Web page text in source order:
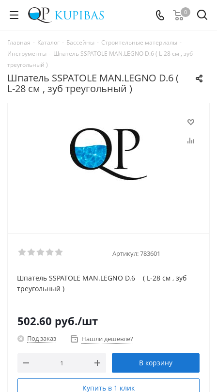
0
Главная - Каталог - Бассейны - Строительные материалы -
Инструменты - Шпатель SSPATOLE MAN.LEGNO D.6 ( L-28 cм , зуб
треугольный )
Шпатель SSPATOLE MAN.LEGNO D.6 (
L-28 cм , зуб треугольный )
Артикул:783601
Шпатель SSPATOLE MAN.LEGNO D.6 ( L-28 cм , зуб
треугольный )
502.60 руб./шт
Под заказ Нашли дешевле?
В корзину
Купить в 1 клик